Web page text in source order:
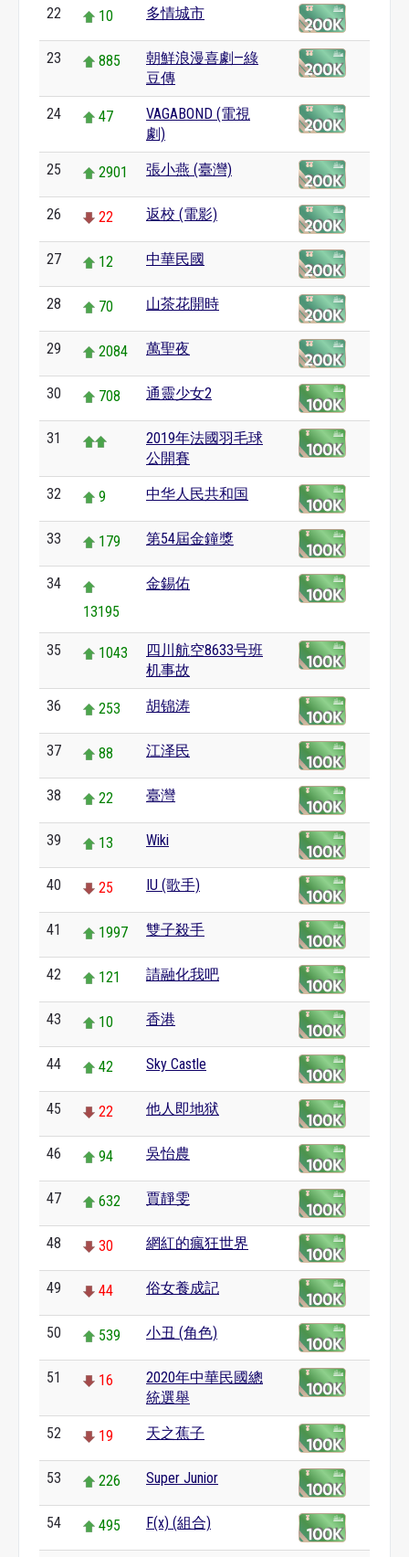
22 10 多情城市
23 885
朝鮮浪漫喜劇—綠
豆傳
24 47
VAGABOND (電視
劇)
25 2901 張小燕 (臺灣)
26 22 返校 (電影)
27 12 中華民國
28 70 山茶花開時
29 2084 萬聖夜
30 708 通靈少女2
31
2019年法國羽毛球
公開賽
32 9 中华人民共和国
33 179 第54屆金鐘獎
34
13195
金錫佑
35 1043
四川航空8633号班
机事故
36 253 胡锦涛
37 88 江泽民
38 22 臺灣
39 13 Wiki
40 25 IU (歌手)
41 1997 雙子殺手
42 121 請融化我吧
43 10 香港
44 42 Sky Castle
45 22 他人即地狱
46 94 吳怡農
47 632 賈靜雯
48 30 網紅的瘋狂世界
49 44 俗女養成記
50 539 小丑 (角色)
51 16
2020年中華民國總
統選舉
52 19 天之蕉子
53 226 Super Junior
54 495 F(x) (組合)